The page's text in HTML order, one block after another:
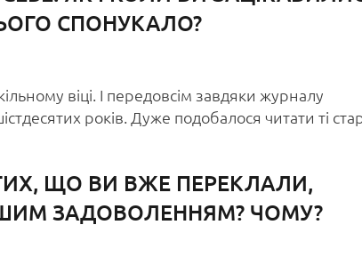
СПОНУКАЛО?
віці. І передовсім завдяки журналу
років. Дуже подобалося читати ті
ЩО ВИ ВЖЕ ПЕРЕКЛАЛИ,
ЗАДОВОЛЕННЯМ? ЧОМУ?